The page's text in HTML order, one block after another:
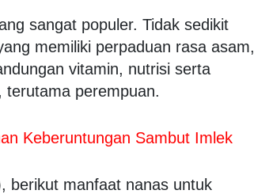
sangat populer. Tidak sedikit
memiliki perpaduan rasa asam,
vitamin, nutrisi serta
terutama perempuan.
Keberuntungan Sambut Imlek
berikut manfaat nanas untuk